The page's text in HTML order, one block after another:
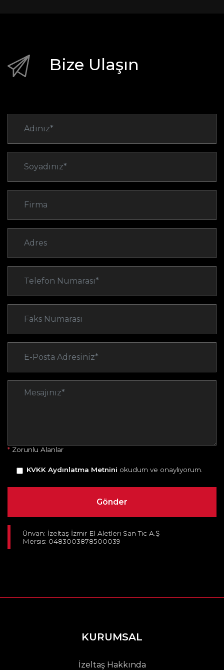
Bize Ulaşın
* Zorunlu Alanlar
KVKK Aydınlatma Metnini okudum ve onaylıyorum.
Ünvan: İzeltaş İzmir El Aletleri San Tic A.Ş
Mersis: 0483003878500039
KURUMSAL
İzeltaş Hakkında